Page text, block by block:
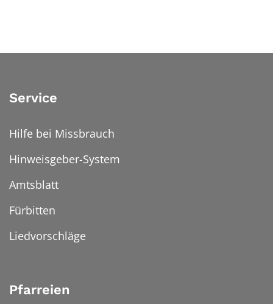
Service
Hilfe bei Missbrauch
Hinweisgeber-System
Amtsblatt
Fürbitten
Liedvorschläge
Pfarreien